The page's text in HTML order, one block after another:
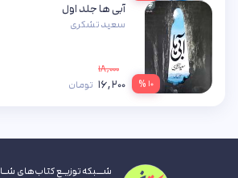
۱۰ %
آبی ها جلد اول
سعید تشکری
۱۸,۰۰۰
۱۶,۲۰۰ تومان